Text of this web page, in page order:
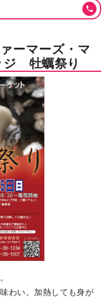
ーマーズ・マ
ジ 牡蠣祭り
わい。加熱しても身が